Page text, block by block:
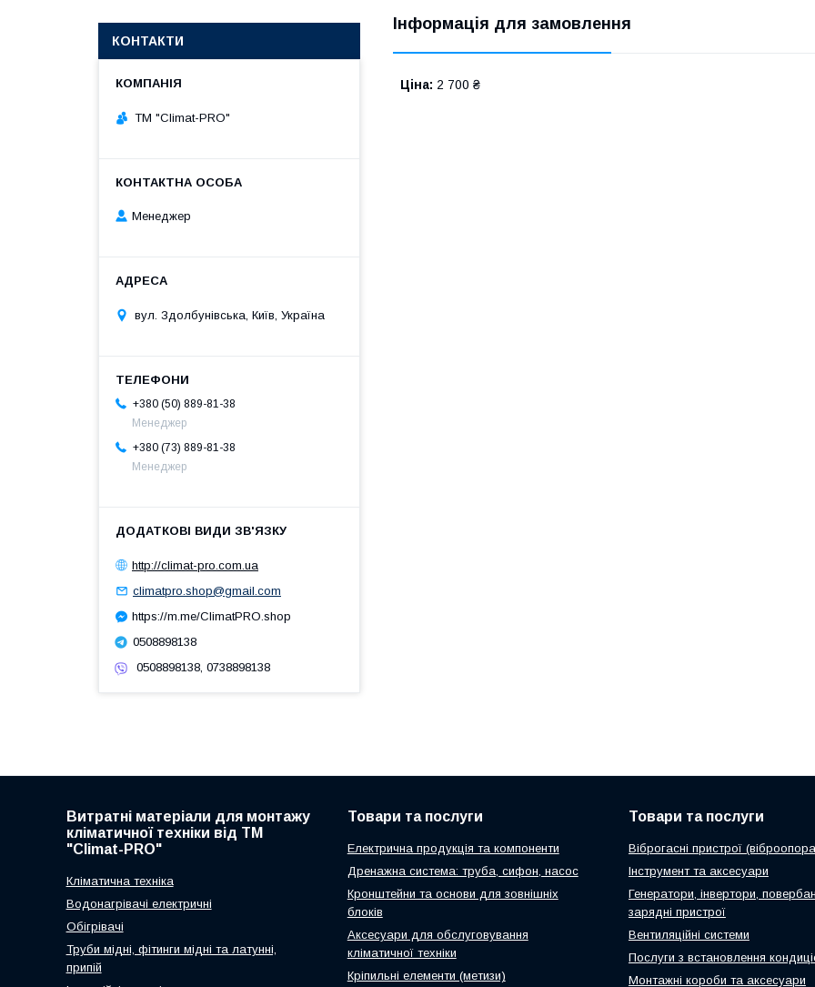
Інформація для замовлення
Ціна: 2 700 ₴
КОНТАКТИ
ТМ "Climat-PRO"
Менеджер
вул. Здолбунівська, Київ, Україна
+380 (50) 889-81-38
Менеджер
+380 (73) 889-81-38
Менеджер
http://climat-pro.com.ua
climatpro.shop@gmail.com
https://m.me/ClimatPRO.shop
0508898138
0508898138, 0738898138
Витратні матеріали для монтажу
кліматичної техніки від ТМ
"Climat-PRO"
Кліматична техніка
Водонагрівачі електричні
Обігрівачі
Труби мідні, фітинги мідні та латунні,
припій
Товари та послуги
Електрична продукція та компоненти
Дренажна система: труба, сифон, насос
Кронштейни та основи для зовнішніх
блоків
Аксесуари для обслуговування
кліматичної техніки
Кріпильні елементи (метизи)
Товари та послуги
Віброгасні пристрої
Інструмент та аксесуари
Генератори, інвертори,
зарядні пристрої
Вентиляційні системи
Послуги з встановлення
Монтажні короби та аксесуари